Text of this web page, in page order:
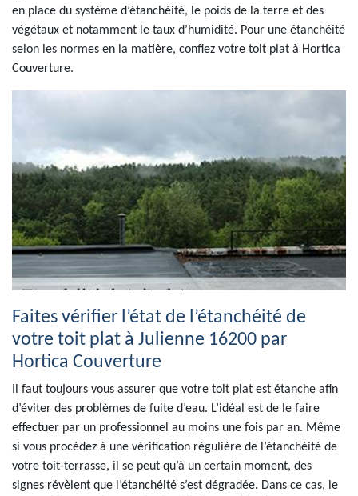
en place du système d’étanchéité, le poids de la terre et des
végétaux et notamment le taux d’humidité. Pour une étanchéité
selon les normes en la matière, confiez votre toit plat à Hortica
Couverture.
Faites vérifier l’état de l’étanchéité de
votre toit plat à Julienne 16200 par
Hortica Couverture
Il faut toujours vous assurer que votre toit plat est étanche afin
d’éviter des problèmes de fuite d’eau. L’idéal est de le faire
effectuer par un professionnel au moins une fois par an. Même
si vous procédez à une vérification régulière de l’étanchéité de
votre toit-terrasse, il se peut qu’à un certain moment, des
signes révèlent que l’étanchéité s’est dégradée. Dans ce cas, le